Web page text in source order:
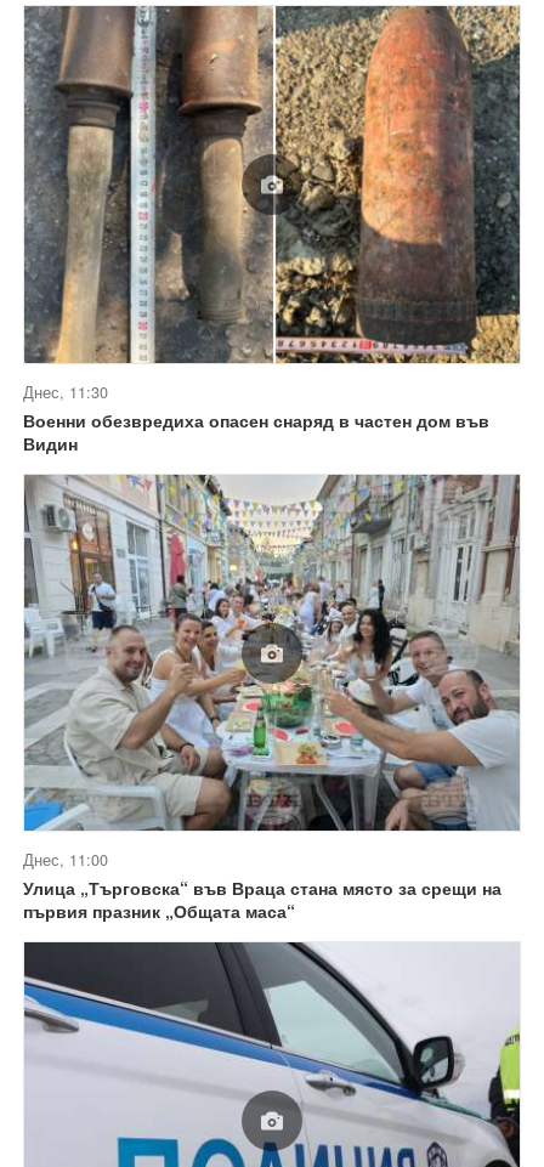
Днес, 11:30
Военни обезвредиха опасен снаряд в частен дом във
Видин
Днес, 11:00
Улица „Търговска“ във Враца стана място за срещи на
първия празник „Общата маса“